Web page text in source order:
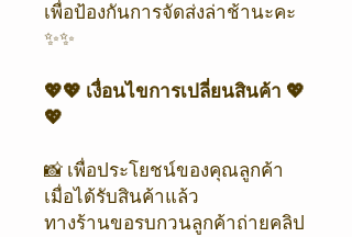
เพื่อป้องกันการจัดส่งล่าช้านะคะ
✨✨
💖💖 เงื่อนไขการเปลี่ยนสินค้า 💖
💖
📸 เพื่อประโยชน์ของคุณลูกค้า
เมื่อได้รับสินค้าแล้ว
ทางร้านขอรบกวนลูกค้าถ่ายคลิป